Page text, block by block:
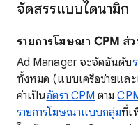
จัดสรรแบบไดนามิก
รายการโฆษณา CPM ส่
Ad Manager จะจัดอันดับ
ทั้งหมด (แบบเครือข่ายแล
ค่าเป็นอัตรา CPM ตาม
รายการโฆษณาแบบกลุ่มที่เ